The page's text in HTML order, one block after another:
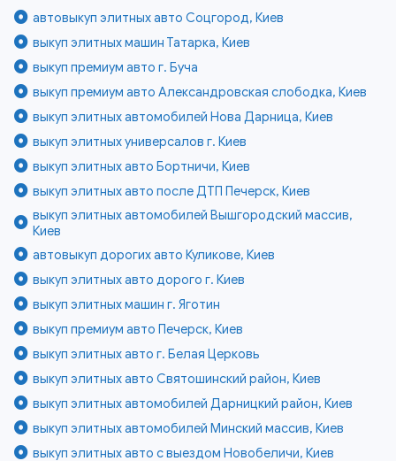
автовыкуп элитных авто Соцгород, Киев
выкуп элитных машин Татарка, Киев
выкуп премиум авто г. Буча
выкуп премиум авто Александровская слободка, Киев
выкуп элитных автомобилей Нова Дарница, Киев
выкуп элитных универсалов г. Киев
выкуп элитных авто Бортничи, Киев
выкуп элитных авто после ДТП Печерск, Киев
выкуп элитных автомобилей Вышгородский массив,
Киев
автовыкуп дорогих авто Куликове, Киев
выкуп элитных авто дорого г. Киев
выкуп элитных машин г. Яготин
выкуп премиум авто Печерск, Киев
выкуп элитных авто г. Белая Церковь
выкуп элитных авто Святошинский район, Киев
выкуп элитных автомобилей Дарницкий район, Киев
выкуп элитных автомобилей Минский массив, Киев
выкуп элитных авто с выездом Новобеличи, Киев